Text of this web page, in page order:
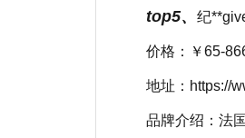
top5、 纪
价格：￥65-
地址：https://
品牌介绍：法